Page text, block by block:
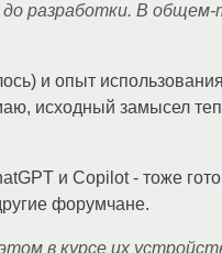
разработки. В
и опыт
исходный замысел
и Copilot - тоже
форумчане.
в курсе их